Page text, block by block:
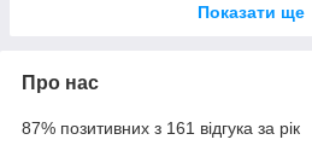
Показати ще
Про нас
87% позитивних з 161 відгука за рік